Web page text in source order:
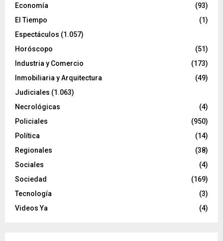
Economía
(93)
El Tiempo
(1)
Espectáculos (1.057)
Horóscopo
(51)
Industria y Comercio
(173)
Inmobiliaria y Arquitectura
(49)
Judiciales (1.063)
Necrológicas
(4)
Policiales
(950)
Política
(14)
Regionales
(38)
Sociales
(4)
Sociedad
(169)
Tecnología
(3)
Videos Ya
(4)